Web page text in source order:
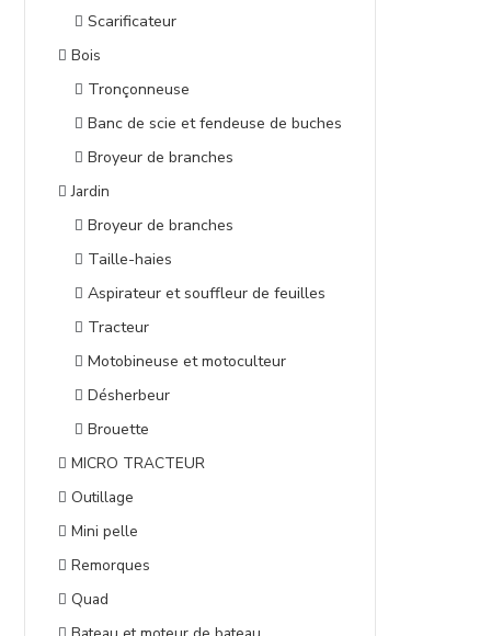
Scarificateur
Bois
Tronçonneuse
Banc de scie et fendeuse de buches
Broyeur de branches
Jardin
Broyeur de branches
Taille-haies
Aspirateur et souffleur de feuilles
Tracteur
Motobineuse et motoculteur
Désherbeur
Brouette
MICRO TRACTEUR
Outillage
Mini pelle
Remorques
Quad